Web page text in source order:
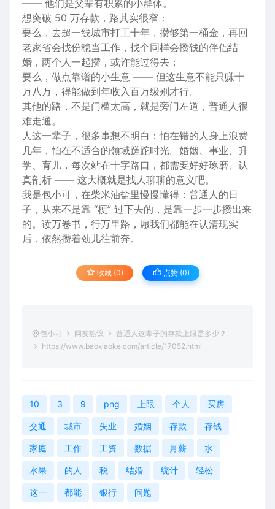
—— 他们是父辈有积累的小群体。
想突破 50 万存款，路其实很窄：
要么，去超一线城市打工十年，攒够第一桶金，再回
老家省会找份稳当工作 ，找个同样会攒钱的伴侣结
婚 ，两个人一起攒，或许能过得去；
要么，做点靠谱的小生意 —— 但这生意不能只赚十
万八万，得能做到年收入百万级别才行。
其他的路，不是门槛太高，就是旁门左道，普通人很
难走通。
人这一辈子，很多事想不明白：怕在错的人身上浪费
几年，怕在不适合的领域蹉跎时光。 婚姻、事业、升
学、育儿，每次站在十字路口，都需要好好琢磨、认
真剖析 —— 这大概就是找人聊聊的意义吧。
我是包小可，在柴米油盐里慢慢懂得：普通人的日
子，从来不是靠 “梗” 过下去的，是靠一步一步攒出来
的。读万卷书，行万里路，愿我们都能在认清现实
后，依然攒着劲儿往前奔。
收藏 (0) 点赞 (0)
包小可 网友热议
普通人这辈子的存款上限是多少？
https://www.baoxiaoke.com/article/17052.html
10 3 9 png 上限 个人 买房
交通 城市 失业 婚姻 存款 存钱
家庭 工作 工资 数据 月薪 水
水果 的人 税 结婚 统计 轻松
这一 都能 银行 问题